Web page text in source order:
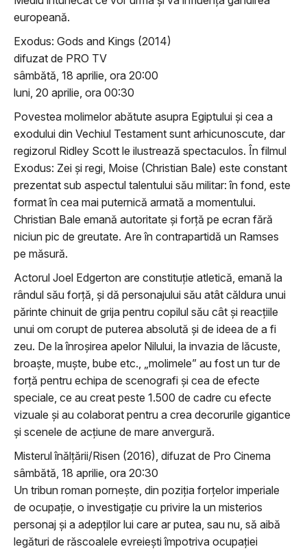
europeană.
Exodus: Gods and Kings (2014)
difuzat de PRO TV
sâmbătă, 18 aprilie, ora 20:00
luni, 20 aprilie, ora 00:30
Povestea molimelor abătute asupra Egiptului şi cea a
exodului din Vechiul Testament sunt arhicunoscute, dar
regizorul Ridley Scott le ilustrează spectaculos. În filmul
Exodus: Zei și regi, Moise (Christian Bale) este constant
prezentat sub aspectul talentului său militar: în fond, este
format în cea mai puternică armată a momentului.
Christian Bale emană autoritate şi forţă pe ecran fără
niciun pic de greutate. Are în contrapartidă un Ramses
pe măsură.
Actorul Joel Edgerton are constituţie atletică, emană la
rândul său forţă, şi dă personajului său atât căldura unui
părinte chinuit de grija pentru copilul său cât şi reacţiile
unui om corupt de puterea absolută şi de ideea de a fi
zeu. De la înroşirea apelor Nilului, la invazia de lăcuste,
broaşte, muşte, bube etc., „molimele” au fost un tur de
forţă pentru echipa de scenografi şi cea de efecte
speciale, ce au creat peste 1.500 de cadre cu efecte
vizuale şi au colaborat pentru a crea decorurile gigantice
şi scenele de acţiune de mare anvergură.
Misterul înălţării/Risen (2016), difuzat de Pro Cinema
sâmbătă, 18 aprilie, ora 20:30
Un tribun roman pornește, din poziția forțelor imperiale
de ocupație, o investigație cu privire la un misterios
personaj și a adepților lui care ar putea, sau nu, să aibă
legături de răscoalele evreiești împotriva ocupației